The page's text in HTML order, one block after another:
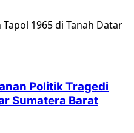
Politik Tragedi
Sumatera Barat